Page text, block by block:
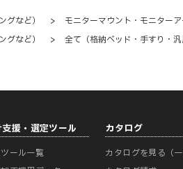
など） >
モニターマウント・モニター
など） > 全て（格納ベッド・手すり・汎
支援・選定ツール
ール一覧
カタログ
カタログを見る（一